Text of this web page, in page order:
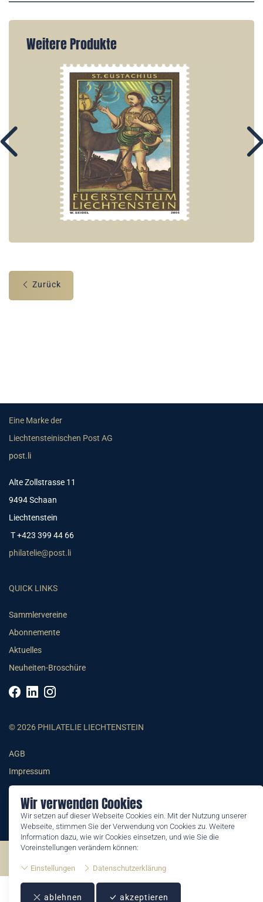
Wir verwenden Cookies
Wir setzen auf dieser Webseite Cookies ein. Mit der Nutzung unserer
Webseite, stimmen Sie der Verwendung von Cookies zu. Weitere
Information dazu, wie wir Cookies einsetzen, und wie Sie die
Voreinstellungen verändern können:
Einstellungen Datenschutzerklärung
ablehnen akzeptieren
Weitere Produkte
Zurück
Eine Marke der
Liechtensteinischen Post AG
post.li
Alte Zollstrasse 11
9494 Schaan
Liechtenstein
T +423 399 44 66
philatelie@post.li
QUICK LINKS
Sammlervereine
Abonnemente
Aktuelles
Neuheiten-Broschüre
© 2026 PHILATELIE LIECHTENSTEIN
AGB
Impressum
Datenschutzerklärung